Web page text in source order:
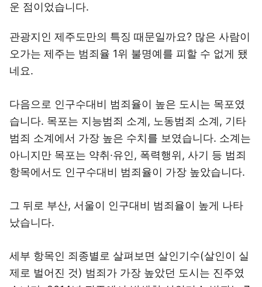
운 점이었습니다.
관광지인 제주도만의 특징 때문일까요? 많은 사람이
오가는 제주는 범죄율 1위 불명예를 피할 수 없게 됐
네요.
다음으로 인구수대비 범죄율이 높은 도시는 목포였
습니다. 목포는 지능범죄 소계, 노동범죄 소계, 기타
범죄 소계에서 가장 높은 수치를 보였습니다. 소계는
아니지만 목포는 약취·유인, 폭력행위, 사기 등 범죄
항목에서도 인구수대비 범죄율이 가장 높았습니다.
그 뒤로 부산, 서울이 인구대비 범죄율이 높게 나타
났습니다.
세부 항목인 죄종별로 살펴보면 살인기수(살인이 실
제로 벌어진 것) 범죄가 가장 높았던 도시는 진주였